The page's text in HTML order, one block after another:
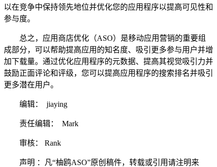
以在竞争中保持领先地位并优化您的应用程序以提高可见性和
参与度。
总之，应用商店优化（ASO）是移动应用营销的重要组
成部分，可以帮助提高应用的知名度、吸引更多参与用户并增
加下载量。通过优化应用程序的元数据、提高其视觉吸引力并
鼓励正面评论和评级，您可以提高应用程序的搜索排名并吸引
更多潜在用户。
编辑： jiaying
责任编辑： Mark
审核： Rank
声明 ：凡“柚鸥ASO”原创稿件，转载或引用请注明来